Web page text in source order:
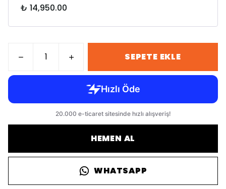
₺ 14,950.00
SEPETE EKLE
HEMEN AL
WHATSAPP